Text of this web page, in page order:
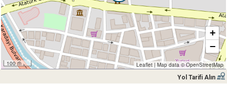
100 m
+
−
Leaflet | Map data ©OpenStreetMap
Yol Tarifi Alın